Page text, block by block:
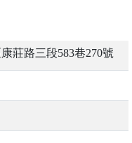
莊路三段583巷270號